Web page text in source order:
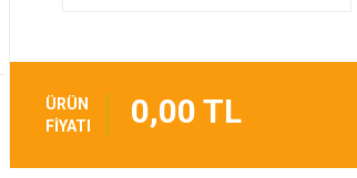
ÜRÜN
FİYATI
0,00 TL